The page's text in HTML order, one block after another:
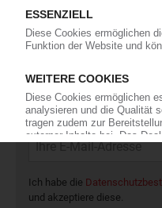
Die wichtigsten Nachrichten
Kunststoffbranche – jeden
Ich habe die
und akzeptiere diese.